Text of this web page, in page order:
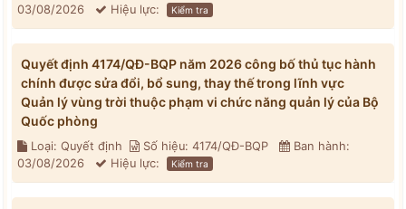
03/08/2026
Hiệu lực: Kiểm tra
Quyết định 4174/QĐ-BQP năm 2026 công bố thủ tục hành
chính được sửa đổi, bổ sung, thay thế trong lĩnh vực
Quản lý vùng trời thuộc phạm vi chức năng quản lý của Bộ
Quốc phòng
Loại: Quyết định Số hiệu: 4174/QĐ-BQP
Ban hành:
03/08/2026
Hiệu lực: Kiểm tra